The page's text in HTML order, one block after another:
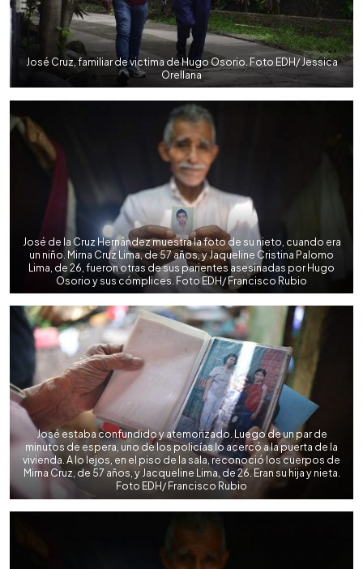
José Cruz, familiar de victima de Hugo Osorio. Foto EDH/ Jessica
Orellana
José de la Cruz Hernández muestra la foto de su nieto, cuando era
un niño. Mirna Cruz Lima, de 57 años, y Jaqueline Cristina Palomo
Lima, de 26, fueron otras de sus parientes asesinadas por Hugo
Osorio y sus cómplices. Foto EDH/ Francisco Rubio
José estaba confundido y atemorizado. Luego de un par de
minutos de espera, uno de los policías lo acercó a la puerta de la
vivienda. A lo lejos, en el piso de la sala, reconoció los cuerpos de
Mirna Cruz, de 57 años, y Jacqueline Lima, de 26. Eran su hija y nieta.
Foto EDH/ Francisco Rubio